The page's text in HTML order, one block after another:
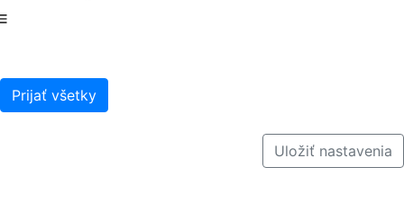
Prijať všetky
Uložiť nastavenia